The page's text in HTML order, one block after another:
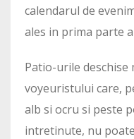
calendarul de
ales in prima parte
Patio-urile
voyeuristului care,
alb si ocru si peste
intretinute, nu